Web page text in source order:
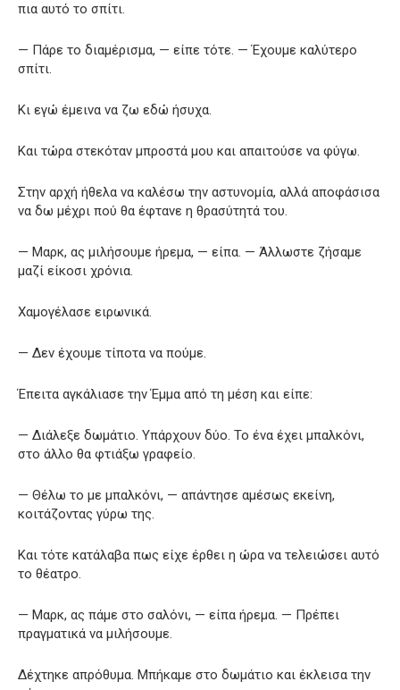
πια αυτό το σπίτι.
— Πάρε το διαμέρισμα, — είπε τότε. — Έχουμε καλύτερο
σπίτι.
Κι εγώ έμεινα να ζω εδώ ήσυχα.
Και τώρα στεκόταν μπροστά μου και απαιτούσε να φύγω.
Στην αρχή ήθελα να καλέσω την αστυνομία, αλλά αποφάσισα
να δω μέχρι πού θα έφτανε η θρασύτητά του.
— Μαρκ, ας μιλήσουμε ήρεμα, — είπα. — Άλλωστε ζήσαμε
μαζί είκοσι χρόνια.
Χαμογέλασε ειρωνικά.
— Δεν έχουμε τίποτα να πούμε.
Έπειτα αγκάλιασε την Έμμα από τη μέση και είπε:
— Διάλεξε δωμάτιο. Υπάρχουν δύο. Το ένα έχει μπαλκόνι,
στο άλλο θα φτιάξω γραφείο.
— Θέλω το με μπαλκόνι, — απάντησε αμέσως εκείνη,
κοιτάζοντας γύρω της.
Και τότε κατάλαβα πως είχε έρθει η ώρα να τελειώσει αυτό
το θέατρο.
— Μαρκ, ας πάμε στο σαλόνι, — είπα ήρεμα. — Πρέπει
πραγματικά να μιλήσουμε.
Δέχτηκε απρόθυμα. Μπήκαμε στο δωμάτιο και έκλεισα την